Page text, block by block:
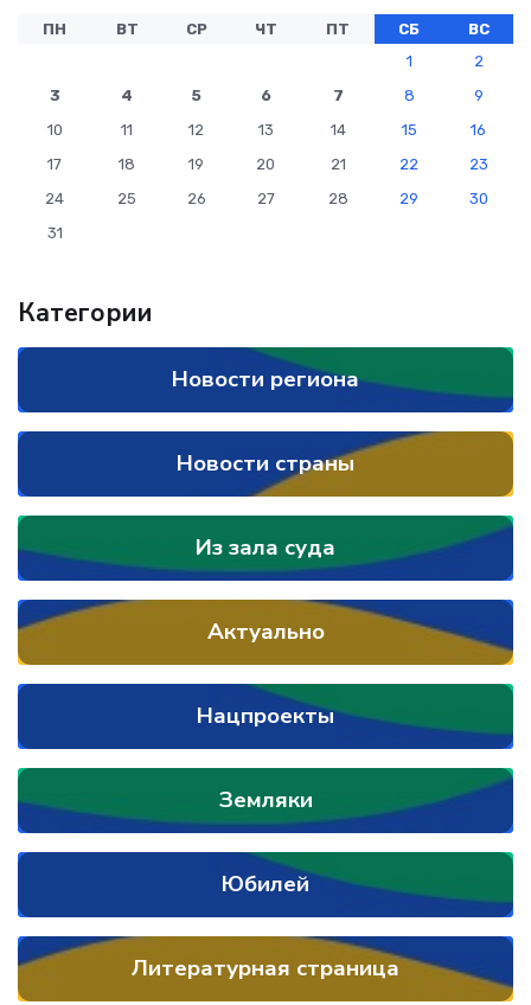
ПН ВТ СР ЧТ ПТ СБ
ВС
1
2
3
4 5 6 7 8
9
10
11 12 13 14 15
16
17
18 19 20 21 22
23
24
25 26 27 28 29
30
31
Категории
Новости региона
Новости страны
Из зала суда
Актуально
Нацпроекты
Земляки
Юбилей
Литературная страница